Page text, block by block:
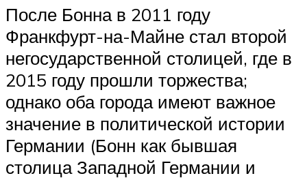
После Бонна в 2011 году
Франкфурт-на-Майне стал второй
негосударственной столицей, где в
2015 году прошли торжества;
однако оба города имеют важное
значение в политической истории
Германии (Бонн как бывшая
столица Западной Германии и